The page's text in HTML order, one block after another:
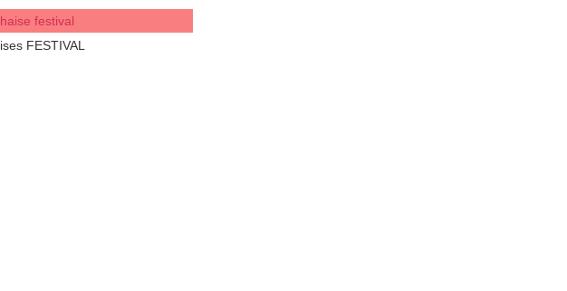
FESTIVAL